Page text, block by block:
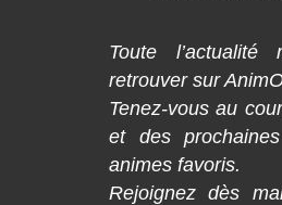
Toute
retrouver sur
Tenez-vous au
et des
animes favoris.
Rejoignez dès